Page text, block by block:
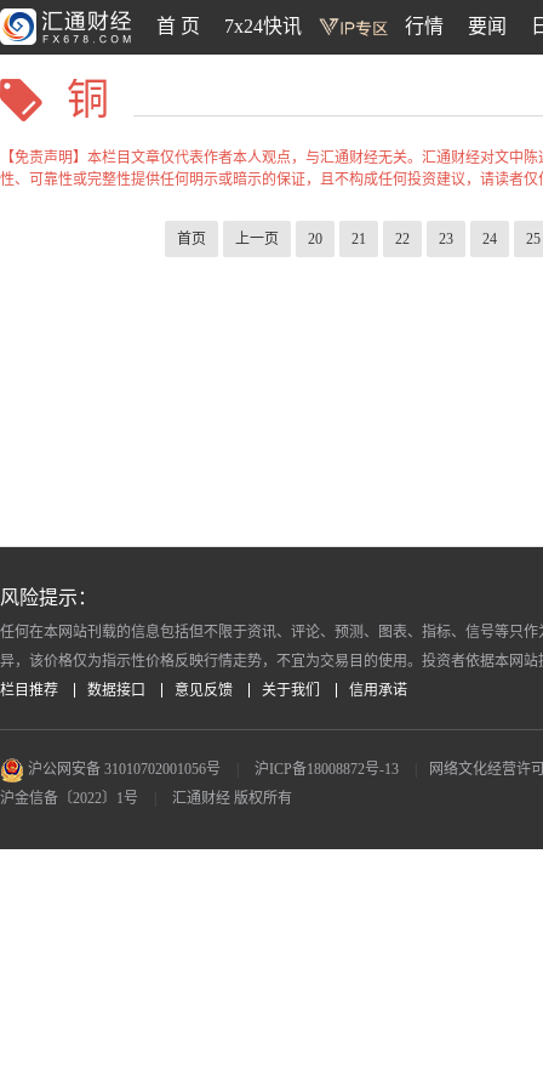
首 页 7x24快讯 行情 要闻
铜
【免责声明】本栏目文章仅代表作者本人观点，与汇通财经无关。汇通财经对文中
性、可靠性或完整性提供任何明示或暗示的保证，且不构成任何投资建议，请读者
首页 上一页 20 21 22 23 24 25
风险提示：
任何在本网站刊载的信息包括但不限于资讯、评论、预测、图表、指标、信号等只
异，该价格仅为指示性价格反映行情走势，不宜为交易目的使用。投资者依据本网
栏目推荐
数据接口 意见反馈 关于我们 信用承诺
沪公网安备 31010702001056号 沪ICP备18008872号-13
网络文化经营许
沪金信备〔2022〕1号
汇通财经 版权所有